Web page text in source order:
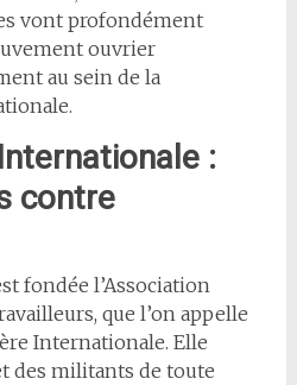
vont profondément
ouvrier
au sein de la
:
contre
fondée l’Association
que l’on appelle
Internationale. Elle
des militants de toute